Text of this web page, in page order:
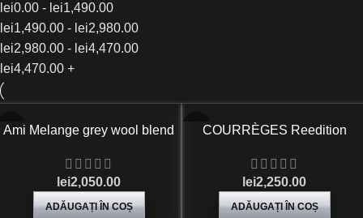
lei0.00 - lei1,490.00
lei1,490.00 - lei2,980.00
lei2,980.00 - lei4,470.00
lei4,470.00 +
Ami Melange grey wool blend
lei2,050.00
ADĂUGAȚI ÎN COȘ
COURRÈGES Reedition
turtleneck sweater
lei2,250.00
ADĂUGAȚI ÎN COȘ